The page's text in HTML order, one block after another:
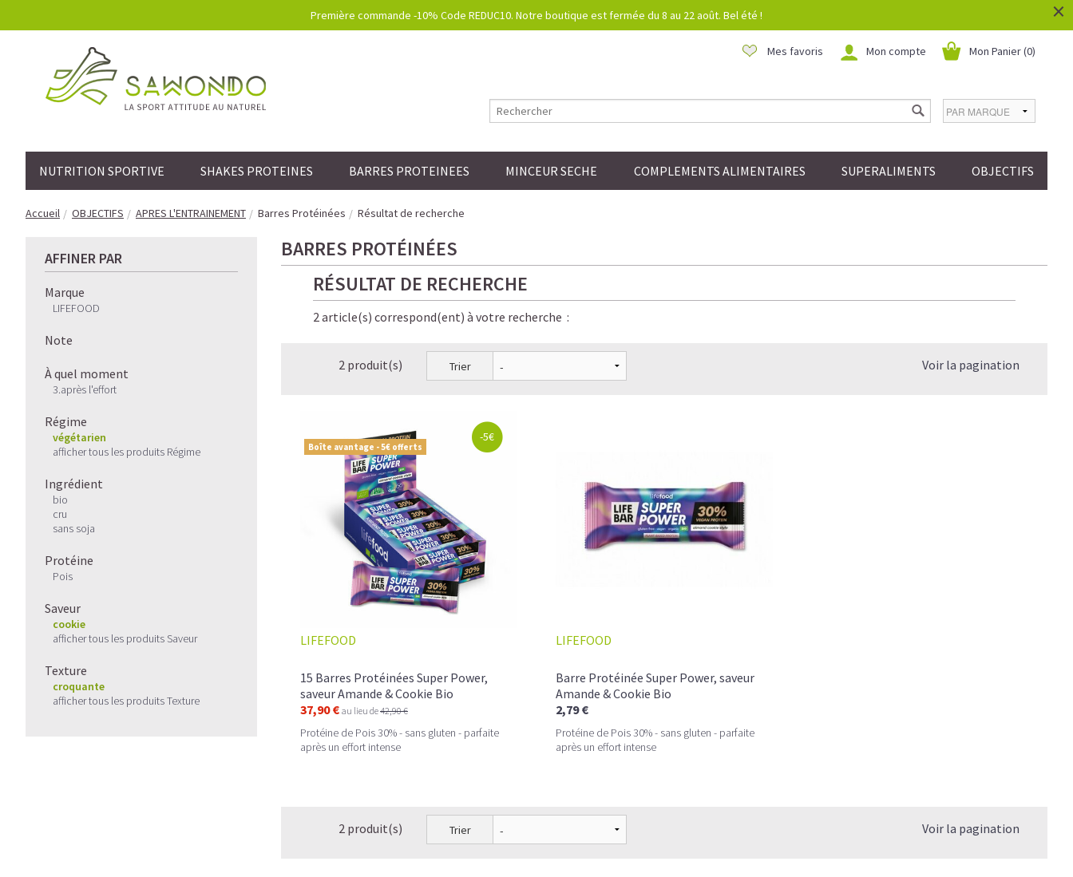
Première commande -10% Code REDUC10. Notre boutique est fermée du 8 au 22 août. Bel été ! ×
Mon Panier (0)
Mon compte
Mes favoris
NUTRITION SPORTIVE SHAKES PROTEINES BARRES PROTEINEES MINCEUR SECHE COMPLEMENTS ALIMENTAIRES SUPERALIMENTS OBJECTIFS
Accueil OBJECTIFS APRES L'ENTRAINEMENT Barres Protéinées Résultat de recherche
AFFINER PAR
Marque
LIFEFOOD
Note
À quel moment
3.après l'effort
Régime
végétarien
afficher tous les produits Régime
Ingrédient
bio
cru
sans soja
Protéine
Pois
Saveur
cookie
afficher tous les produits Saveur
Texture
croquante
afficher tous les produits Texture
BARRES PROTÉINÉES
RÉSULTAT DE RECHERCHE
2 article(s) correspond(ent) à votre recherche :
2 produit(s) Trier Voir la pagination
Boîte avantage - 5€ offerts
-5€
LIFEFOOD
15 Barres Protéinées Super Power,
saveur Amande & Cookie Bio
37,90 € au lieu de42,90 €
Protéine de Pois 30% - sans gluten - parfaite
après un effort intense
LIFEFOOD
Barre Protéinée Super Power, saveur
Amande & Cookie Bio
2,79 €
Protéine de Pois 30% - sans gluten - parfaite
après un effort intense
2 produit(s) Trier Voir la pagination